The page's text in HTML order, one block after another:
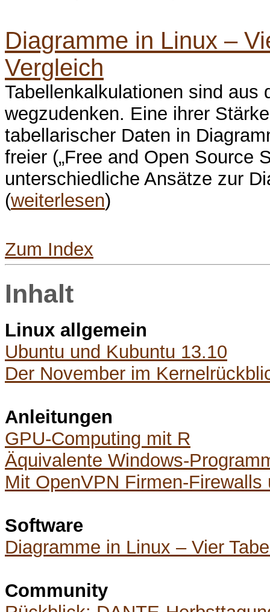
Diagramme in Linux –
Vergleich
Tabellenkalkulationen sind aus
wegzudenken. Eine ihrer
tabellarischer Daten in
freier („Free and Open Source
unterschiedliche Ansätze zur
(weiterlesen)
Zum Index
Inhalt
Linux allgemein
Ubuntu und Kubuntu 13.10
Der November im
Anleitungen
GPU-Computing mit R
Äquivalente Windows-
Mit OpenVPN Firmen-Firewalls
Software
Diagramme in Linux – Vier
Community